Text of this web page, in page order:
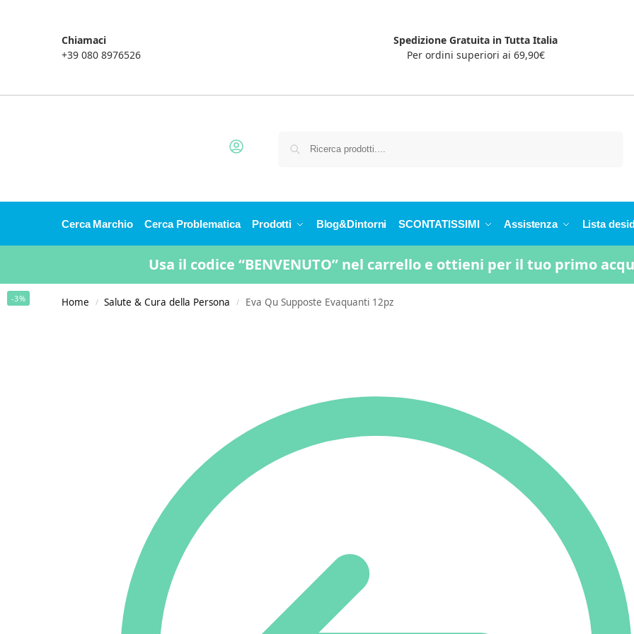
Chiamaci
+39 080 8976526
Spedizione Gratuita in Tutta Italia
Per ordini superiori ai 69,90€
Cerca Marchio Cerca Problematica Prodotti Blog&Dintorni SCONTATISSIMI Assistenza Lista
Usa il codice “BENVENUTO” nel carrello e ottieni per il tuo primo
Home / Salute & Cura della Persona / Eva Qu Supposte Evaquanti 12pz
-3%